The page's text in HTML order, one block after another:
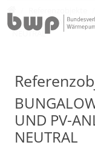
BUNGALOW MIT
NEUTRAL
UND PV-
NEUTRAL